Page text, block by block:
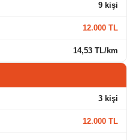
9 kişi
12.000 TL
14,53 TL/km
3 kişi
12.000 TL